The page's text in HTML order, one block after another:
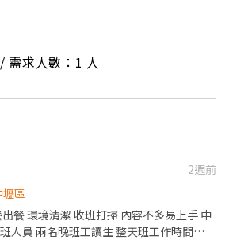
需求人數：1 人
2週前
區
潔 收班打掃 內容不多易上手 中
名晚班工讀生 整天班工作時間